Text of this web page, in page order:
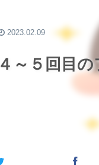
４～５回目
2023.02.09